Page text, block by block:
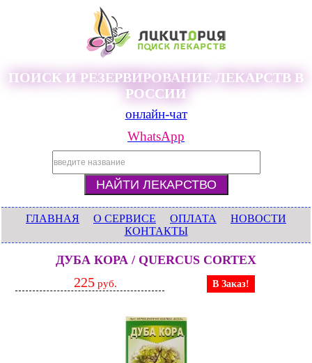
ПОИСК И РЕЗЕРВИРОВАНИЕ ЛЕКАРСТВ В
РОССИИ
онлайн-чат
WhatsApp
ГЛАВНАЯ О СЕРВИСЕ ОПЛАТА
НОВОСТИ
КОНТАКТЫ
ДУБА КОРА / QUERCUS CORTEX
225 руб. В Заказ!